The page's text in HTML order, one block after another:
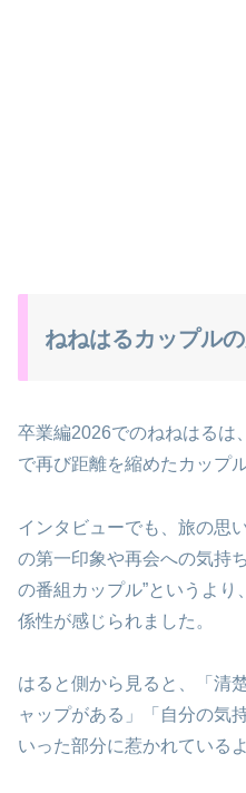
ねねはるカップル
卒業編2026でのねねはるは
で再び距離を縮めたカップ
インタビューでも、旅の思
の第一印象や再会への気持
の番組カップル”というよ
係性が感じられました。
はると側から見ると、「清
ャップがある」「自分の気
いった部分に惹かれている